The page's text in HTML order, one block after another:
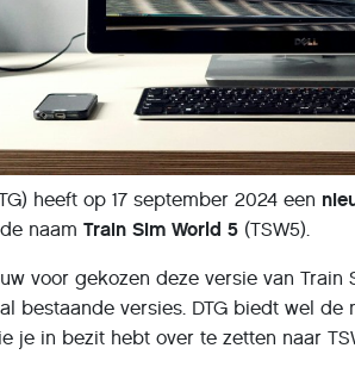
heeft op 17 september 2024 een
naam Train Sim World 5 (TSW5).
voor gekozen deze versie van
bestaande versies. DTG biedt wel
je in bezit hebt over te zetten naar